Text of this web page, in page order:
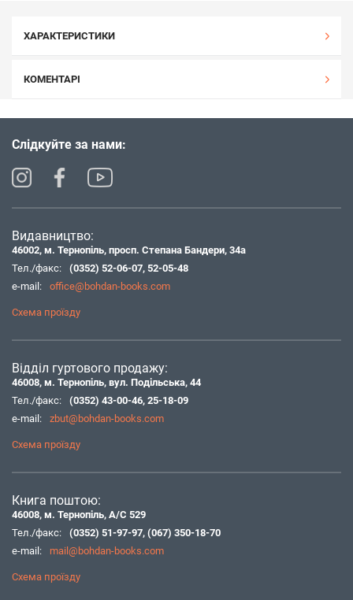
ХАРАКТЕРИСТИКИ
КОМЕНТАРІ
Слідкуйте за нами:
Видавництво:
46002, м. Тернопіль, просп. Степана Бандери, 34а
Тел./факс:
(0352) 52-06-07, 52-05-48
e-mail:
office@bohdan-books.com
Схема проїзду
Відділ гуртового продажу:
46008, м. Тернопіль, вул. Подільська, 44
Тел./факс:
(0352) 43-00-46, 25-18-09
e-mail:
zbut@bohdan-books.com
Схема проїзду
Книга поштою:
46008, м. Тернопіль, А/С 529
Тел./факс:
(0352) 51-97-97, (067) 350-18-70
e-mail:
mail@bohdan-books.com
Схема проїзду